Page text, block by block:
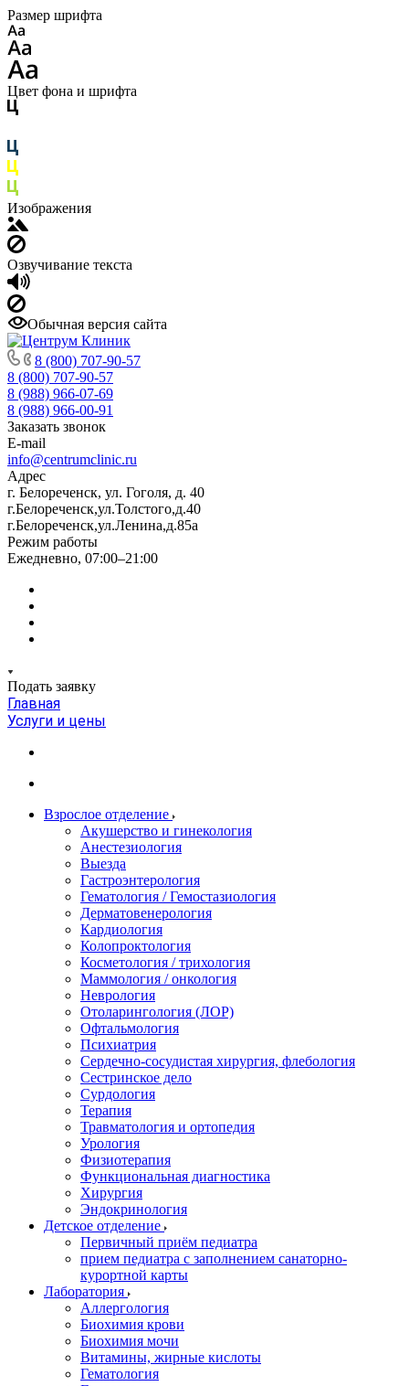
Размер шрифта
Цвет фона и шрифта
Изображения
Озвучивание текста
Обычная версия сайта
8 (800) 707-90-57
8 (800) 707-90-57
8 (988) 966-07-69
8 (988) 966-00-91
Заказать звонок
E-mail
info@centrumclinic.ru
Адрес
г. Белореченск, ул. Гоголя, д. 40
г.Белореченск,ул.Толстого,д.40
г.Белореченск,ул.Ленина,д.85а
Режим работы
Ежедневно, 07:00–21:00
Подать заявку
Главная
Услуги и цены
Взрослое отделение
Акушерство и гинекология
Анестезиология
Выезда
Гастроэнтерология
Гематология / Гемостазиология
Дерматовенерология
Кардиология
Колопроктология
Косметология / трихология
Маммология / онкология
Неврология
Отоларингология (ЛОР)
Офтальмология
Психиатрия
Сердечно-сосудистая хирургия, флебология
Сестринское дело
Сурдология
Терапия
Травматология и ортопедия
Урология
Физиотерапия
Функциональная диагностика
Хирургия
Эндокринология
Детское отделение
Первичный приём педиатра
прием педиатра с заполнением санаторно-
курортной карты
Лаборатория
Аллергология
Биохимия крови
Биохимия мочи
Витамины, жирные кислоты
Гематология